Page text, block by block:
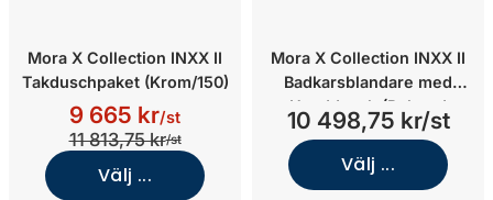
Mora X Collection INXX II
Takduschpaket (Krom/150)
9 665 kr/st
11 813,75 kr/st
Välj ...
Mora X Collection INXX II
Badkarsblandare med
Handdusch (Polerad
mässing)
10 498,75 kr/st
Välj ...